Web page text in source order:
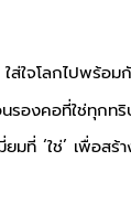
ส่ใจโลกไปพร้อม
รองคอที่ใช่ทุกทริ
มที่ ‘ใช่’ เพื่อสร้